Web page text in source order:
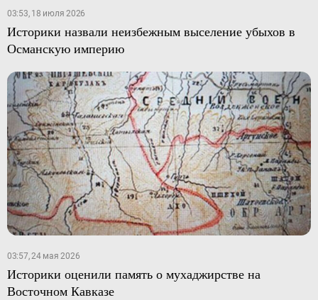
03:53, 18 июля 2026
Историки назвали неизбежным выселение убыхов в
Османскую империю
03:57, 24 мая 2026
Историки оценили память о мухаджирстве на
Восточном Кавказе